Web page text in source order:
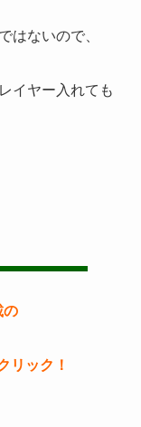
はないので、
イヤー入れても
の
リック！